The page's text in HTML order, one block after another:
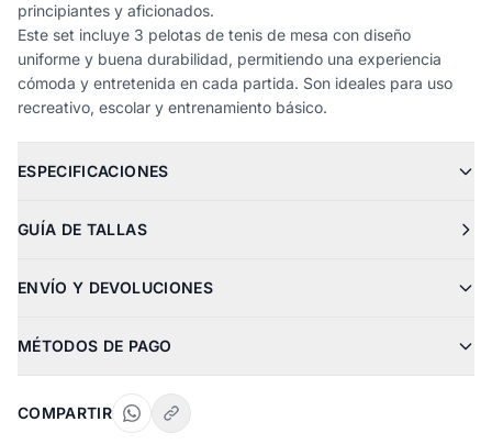
principiantes y aficionados.
Este set incluye 3 pelotas de tenis de mesa con diseño
uniforme y buena durabilidad, permitiendo una experiencia
cómoda y entretenida en cada partida. Son ideales para uso
recreativo, escolar y entrenamiento básico.
ESPECIFICACIONES
GUÍA DE TALLAS
ENVÍO Y DEVOLUCIONES
MÉTODOS DE PAGO
COMPARTIR